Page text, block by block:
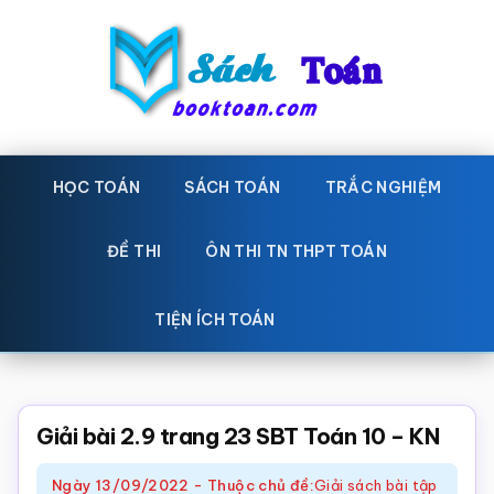
Sách
Toán
toán
Học
toán,
giáo
Toán,
HỌC TOÁN SÁCH TOÁN TRẮC NGHIỆM
ĐỀ THI ÔN THI TN THPT TOÁN
TIỆN ÍCH TOÁN
Giải bài 2.9 trang 23 SBT Toán 10 – KN
Ngày 13/09/2022 - Thuộc chủ đề:Giải sách bài tập